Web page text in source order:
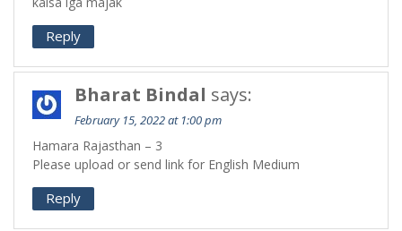
Reply
Bharat Bindal says:
February 15, 2022 at 1:00 pm
Hamara Rajasthan – 3
Please upload or send link for English Medium
Reply